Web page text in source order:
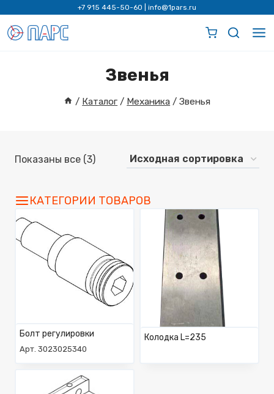
содержимому
+7 915 445-50-60 info@1pars.ru
Звенья
/ Каталог / Механика / Звенья
Показаны все (3)
КАТЕГОРИИ ТОВАРОВ
Болт регулировки
Арт. 3023025340
Колодка L=235